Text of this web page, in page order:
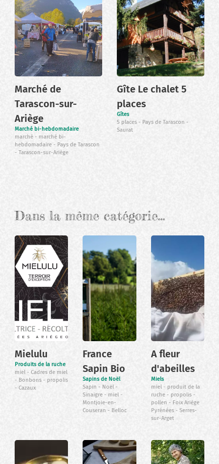
Marché de
Tarascon-sur-
Ariège
Marché bi-hebdomadaire
marché
marché bi-
hebdomadaire
Pays de Tarascon
Tarascon-sur-Ariège
Gîte Le chalet 5
places
Gîtes
5 places
Pays de Tarascon
Saurat
Dans la même catégorie…
Mielulu
Produits de la ruche
miel
Cadres de miel
Bonbons
propolis
Cazaux
France
Sapin Bio
Sapins de Noël
Sapin
Noël
Sinaigre
miel
Montjoie-en-
Couseran
Belloc
A fleur
d'abeilles
Miels
miel
produit de la
ruche
propolis
pollen
Foix Ariège
Pyrénées
Serres-
sur-Arget